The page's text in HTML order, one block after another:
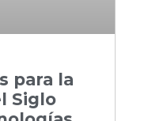
para la
Siglo